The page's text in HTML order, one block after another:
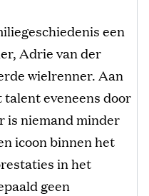
een
Adrie van der
wielrenner. Aan
eveneens door
is niemand minder
icoon binnen het
in het
geen